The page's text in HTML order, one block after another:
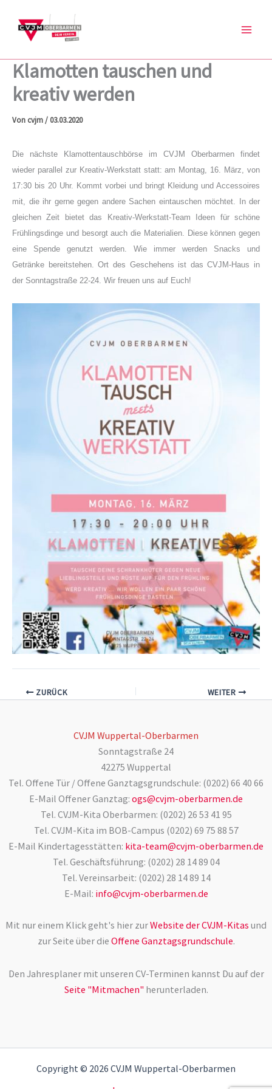
Inhalt
springen
Klamotten tauschen und
kreativ werden
Von cvjm/ 03.03.2020
Die nächste Klamottentauschbörse im CVJM Oberbarmen findet
wieder parallel zur Kreativ-Werkstatt statt: am Montag, 16. März, von
17:30 bis 20 Uhr. Kommt vorbei und bringt Kleidung und Accessoires
mit, die ihr gerne gegen andere Sachen eintauschen möchtet. In der
gleichen Zeit bietet das Kreativ-Werkstatt-Team Ideen für schöne
Frühlingsdinge und besorgt auch die Materialien. Diese können gegen
eine Spende genutzt werden. Wie immer werden Snacks und
Getränke bereitstehen. Ort des Geschehens ist das CVJM-Haus in
der Sonntagstraße 22-24. Wir freuen uns auf Euch!
ZURÜCK WEITER
CVJM Wuppertal-Oberbarmen
Sonntagstraße 24
42275 Wuppertal
Tel. Offene Tür / Offene Ganztagsgrundschule: (0202) 66 40 66
E-Mail Offener Ganztag: ogs@cvjm-oberbarmen.de
Tel. CVJM-Kita Oberbarmen: (0202) 26 53 41 95
Tel. CVJM-Kita im BOB-Campus (0202) 69 75 88 57
E-Mail Kindertagesstätten: kita-team@cvjm-oberbarmen.de
Tel. Geschäftsführung: (0202) 28 14 89 04
Tel. Vereinsarbeit: (0202) 28 14 89 14
E-Mail: info@cvjm-oberbarmen.de
Mit nur einem Klick geht's hier zurWebsite der CVJM-Kitas und
zur Seite über die Offene Ganztagsgrundschule.
Den Jahresplaner mit unseren CV-Terminen kannst Du auf der
Seite "Mitmachen" herunterladen.
Copyright © 2026 CVJM Wuppertal-Oberbarmen